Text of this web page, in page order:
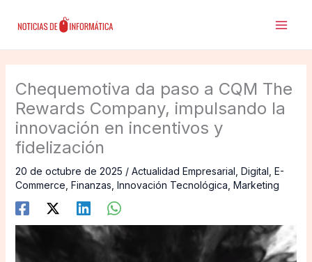
Chequemotiva da paso a CQM The
Rewards Company, impulsando la
innovación en incentivos y
fidelización
20 de octubre de 2025 / Actualidad Empresarial Digital E-
Commerce Finanzas Innovación Tecnológica Marketing